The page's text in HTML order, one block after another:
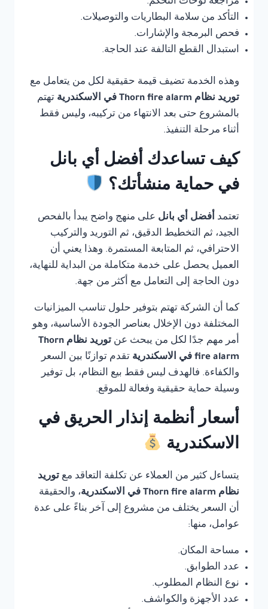
مراجعة لوحات التحكم.
التأكد من سلامة البطاريات والتوصيلات.
فحص البرمجة والإشارات.
استبدال القطع التالفة عند الحاجة.
وهذه الخدمة تضيف قيمة حقيقية لكل من يتعامل مع
توريد نظام Thorn fire alarm في الاسكندرية
تهتم
بالمشروع حتى بعد الانتهاء من تركيبه، وليس فقط
أثناء مرحلة التنفيذ.
كيف تساعدك أفضل أي بانل
في حماية منشأتك؟
تعتمد أفضل أي بانل على منهج واضح يبدأ بالفحص
الجيد، ثم التخطيط الدقيق، ثم التوريد والتركيب
الاحترافي، ثم المتابعة المستمرة. وهذا يعني أن
العميل يحصل على خدمة متكاملة من البداية للنهاية،
دون الحاجة إلى التعامل مع أكثر من جهة.
كما أن الشركة تهتم بتوفير حلول تناسب الميزانيات
المختلفة دون الإخلال بعناصر الجودة الأساسية، وهو
أمر مهم جدًا لكل من يبحث عن
توريد نظام Thorn
fire alarm في الاسكندرية
تقدم توازنًا بين السعر
والكفاءة. فالهدف ليس فقط بيع النظام، بل توفير
وسيلة حماية حقيقية وفعالة للموقع.
أسعار أنظمة إنذار الحريق في
الاسكندرية
يتساءل كثير من العملاء عن تكلفة التعاقد مع توريد
نظام Thorn fire alarm في الاسكندرية
، والحقيقة
أن السعر يختلف من مشروع إلى آخر بناءً على عدة
عوامل، منها:
مساحة المكان.
عدد الطوابق.
نوع النظام المطلوب.
عدد الأجهزة والكواشف.